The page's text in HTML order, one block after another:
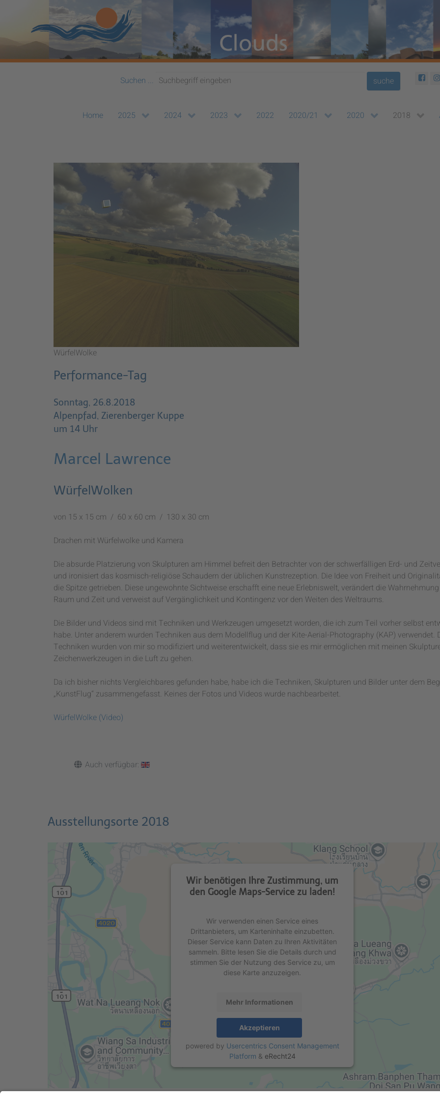
Suchen ... suche
Home 2025 2024 2023 2022 2020/21 2020 2018
WürfelWolke
Performance-Tag
Sonntag, 26.8.2018
Alpenpfad, Zierenberger Kuppe
um 14 Uhr
Marcel Lawrence
WürfelWolken
von 15 x 15 cm / 60 x 60 cm / 130 x 30 cm
Drachen mit Würfelwolke und Kamera
Die absurde Platzierung von Skulpturen am Himmel befreit den Betrachter von der schwerfälligen Erd- und
und ironisiert das kosmisch-religiöse Schaudern der üblichen Kunstrezeption. Die Idee von Freiheit und
die Spitze getrieben. Diese ungewohnte Sichtweise erschafft eine neue Erlebniswelt, verändert die
Raum und Zeit und verweist auf Vergänglichkeit und Kontingenz vor den Weiten des Weltraums.
Die Bilder und Videos sind mit Techniken und Werkzeugen umgesetzt worden, die ich zum Teil vorher selbst
habe. Unter anderem wurden Techniken aus dem Modellflug und der Kite-Aerial-Photography (KAP) verwendet.
Techniken wurden von mir so modifiziert und weiterentwickelt, dass sie es mir ermöglichen mit meinen
Zeichenwerkzeugen in die Luft zu gehen.
Da ich bisher nichts Vergleichbares gefunden habe, habe ich die Techniken, Skulpturen und Bilder unter dem
„KunstFlug“ zusammengefasst. Keines der Fotos und Videos wurde nachbearbeitet.
WürfelWolke (Video)
Auch verfügbar:
Ausstellungsorte 2018
Wir benötigen Ihre Zustimmung, um
den Google Maps-Service zu laden!
Wir verwenden einen Service eines
Drittanbieters, um Karteninhalte einzubetten.
Dieser Service kann Daten zu Ihren Aktivitäten
sammeln. Bitte lesen Sie die Details durch und
stimmen Sie der Nutzung des Service zu, um
diese Karte anzuzeigen.
Mehr Informationen
Akzeptieren
powered by Usercentrics Consent Management
Platform & eRecht24